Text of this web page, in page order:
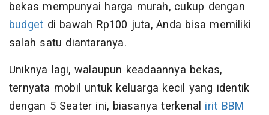
bekas mempunyai harga murah, cukup dengan
budget di bawah Rp100 juta, Anda bisa memiliki
salah satu diantaranya.
Uniknya lagi, walaupun keadaannya bekas,
ternyata mobil untuk keluarga kecil yang identik
dengan 5 Seater ini, biasanya terkenal irit BBM